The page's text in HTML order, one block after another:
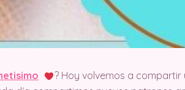
? Hoy volvemos a